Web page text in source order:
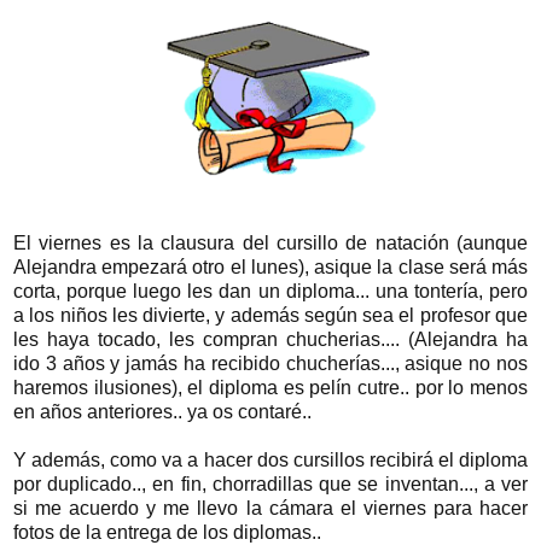
El viernes es la clausura del cursillo de natación (aunque
Alejandra empezará otro el lunes), asique la clase será más
corta, porque luego les dan un diploma... una tontería, pero
a los niños les divierte, y además según sea el profesor que
les haya tocado, les compran chucherias.... (Alejandra ha
ido 3 años y jamás ha recibido chucherías..., asique no nos
haremos ilusiones), el diploma es pelín cutre.. por lo menos
en años anteriores.. ya os contaré..
Y además, como va a hacer dos cursillos recibirá el diploma
por duplicado.., en fin, chorradillas que se inventan..., a ver
si me acuerdo y me llevo la cámara el viernes para hacer
fotos de la entrega de los diplomas..